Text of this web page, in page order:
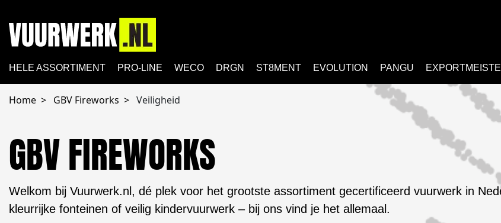
HELE ASSORTIMENT PRO-LINE WECO DRGN ST8MENT EVOLUTION PANGU
Home GBV Fireworks Veiligheid
GBV FIREWORKS
Welkom bij Vuurwerk.nl, dé plek voor het grootste assortiment gecertificeerd vuurwerk in
kleurrijke fonteinen of veilig kindervuurwerk – bij ons vind je het allemaal.